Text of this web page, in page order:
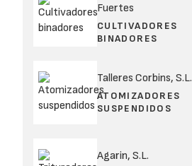
Fuertes
CULTIVADORES
BINADORES
Talleres Corbins, S.L.
ATOMIZADORES
SUSPENDIDOS
Agarin, S.L.